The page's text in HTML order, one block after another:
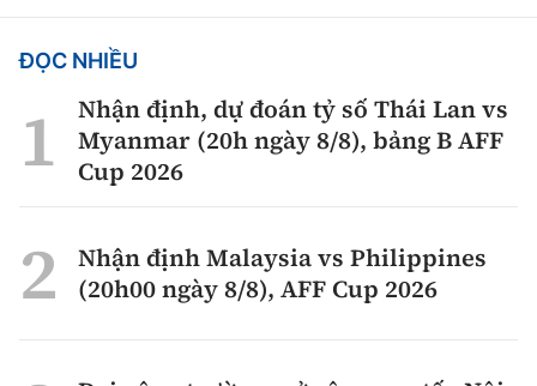
ĐỌC NHIỀU
Nhận định, dự đoán tỷ số Thái Lan vs
Myanmar (20h ngày 8/8), bảng B AFF
Cup 2026
Nhận định Malaysia vs Philippines
(20h00 ngày 8/8), AFF Cup 2026